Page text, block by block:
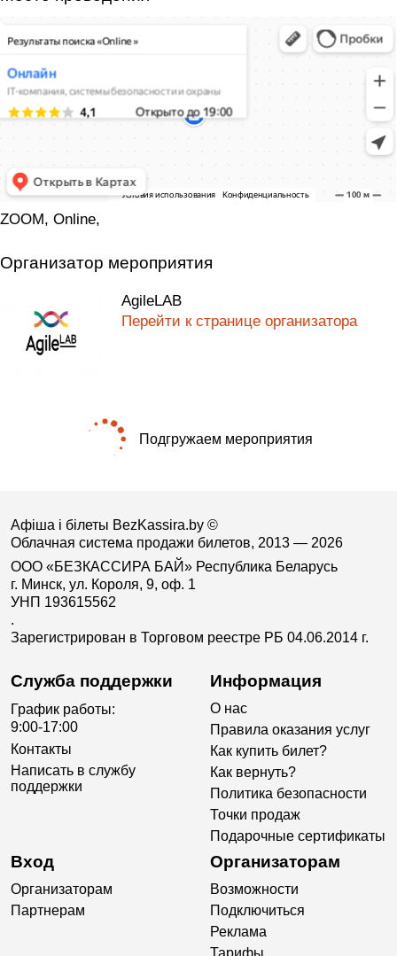
ZOOM, Online,
Организатор мероприятия
AgileLAB
Перейти к странице организатора
Подгружаем мероприятия
Афіша і білеты BezKassira.by ©
Облачная система продажи билетов, 2013 — 2026
ООО «БЕЗКАССИРА БАЙ» Республика Беларусь
г. Минск, ул. Короля, 9, оф. 1
УНП 193615562
.
Зарегистрирован в Торговом реестре РБ 04.06.2014 г.
Служба поддержки
График работы:
9:00-17:00
Контакты
Написать в службу
поддержки
Информация
О нас
Правила оказания услуг
Как купить билет?
Как вернуть?
Политика безопасности
Точки продаж
Подарочные сертификаты
Вход
Организаторам
Партнерам
Организаторам
Возможности
Подключиться
Реклама
Тарифы